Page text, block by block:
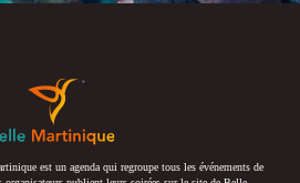
est un agenda qui regroupe tous les événements de